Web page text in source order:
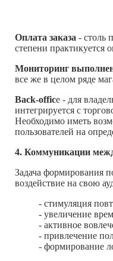
Оплата заказа - столь
степени практикуется
Мониторинг
все же в целом ряде
Back-office - для
интегрируется с
Необходимо иметь
пользователей на
4. Коммуникации
Задача формирования
воздействие на свою
- стимуляция
- увеличение
- активное
- привлечение
- формирование